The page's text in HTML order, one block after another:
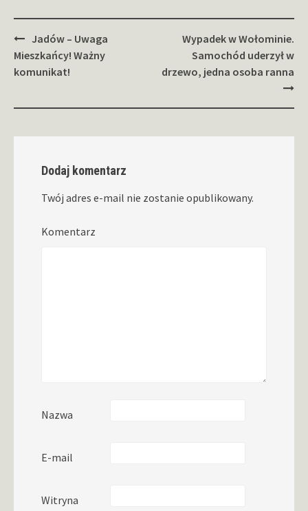
Zobacz
wpisy
Jadów – Uwaga
Mieszkańcy! Ważny
komunikat!
Wypadek w Wołominie.
Samochód uderzył w
drzewo, jedna osoba ranna
Dodaj komentarz
Twój adres e-mail nie zostanie opublikowany.
Komentarz
Nazwa
E-mail
Witryna